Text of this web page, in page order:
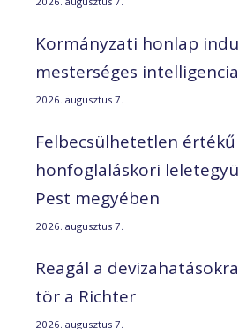
Kormányzati honlap
mesterséges
2026. augusztus 7.
Felbecsülhetetlen értékű
honfoglaláskori
Pest megyében
2026. augusztus 7.
Reagál a
tör a Richter
2026. augusztus 7.